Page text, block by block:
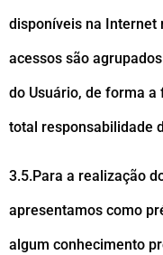
disponíveis na Internet
acessos são
do Usuário, de forma
total responsabilidade
3.5.Para a realização
apresentamos como
algum conhecimento